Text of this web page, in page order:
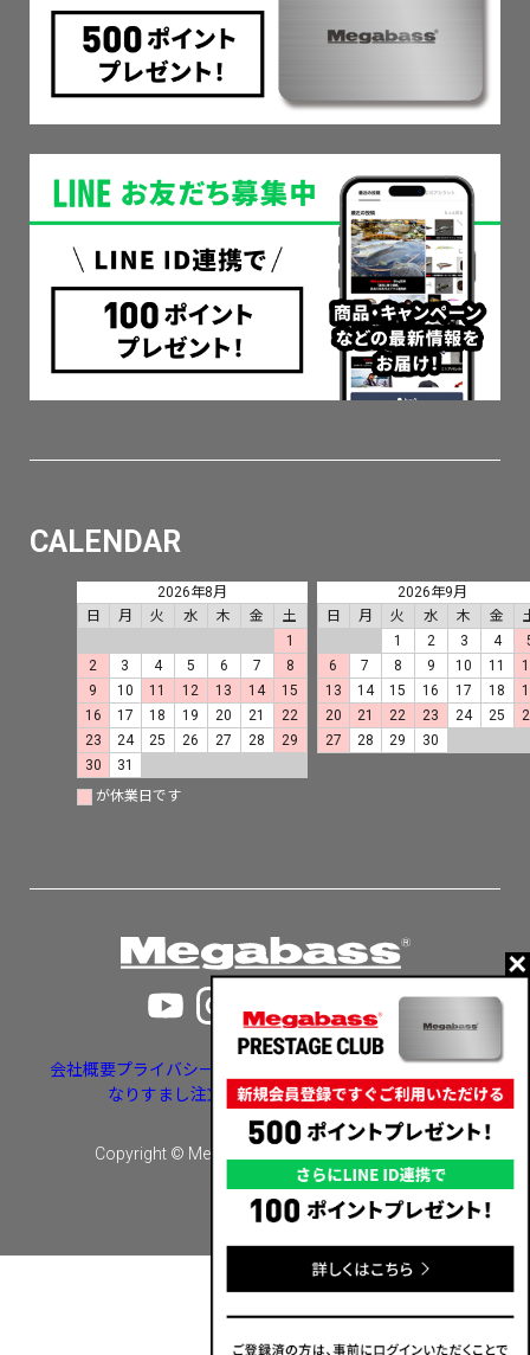
CALENDAR
2026年8月
日
月 火 水 木 金
土
1
2
3 4 5 6 7
8
9
10 11 12 13 14
15
16
17 18 19 20 21
22
23
24 25 26 27 28
29
30
31
2026年9月
日
月 火 水 木 金
1
2 3 4
6
7 8 9 10 11
13
14 15 16 17 18
20
21 22 23 24 25
27
28 29 30
が休業日です
会社概要プライバシーポリシー
なりすまし注文・いたずら注文等への対応
Copyright © Megabass inc. All rights reserved.